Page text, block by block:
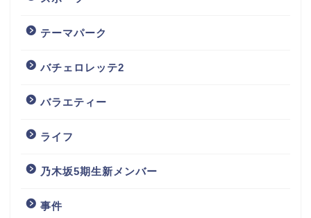
テーマパーク
バチェロレッテ2
バラエティー
ライフ
乃木坂5期生新メンバー
事件